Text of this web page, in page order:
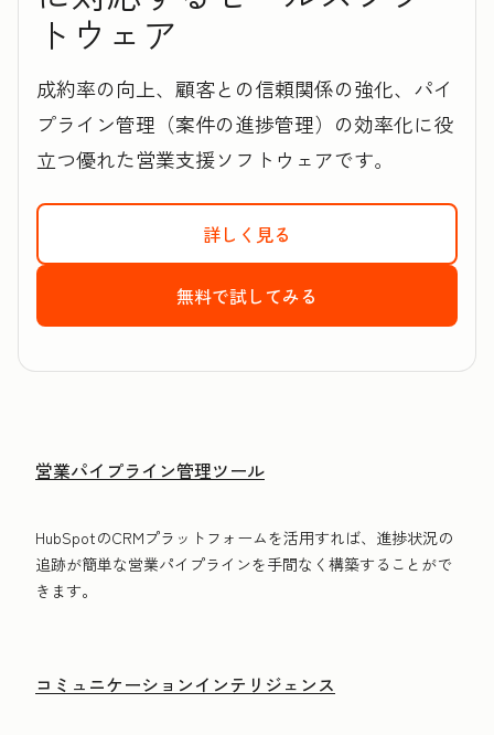
トウェア
成約率の向上、顧客との信頼関係の強化、パイ
プライン管理（案件の進捗管理）の効率化に役
立つ優れた営業支援ソフトウェアです。
詳しく見る
無料で試してみる
営業パイプライン管理ツール
HubSpotのCRMプラットフォームを活用すれば、進捗状況の
追跡が簡単な営業パイプラインを手間なく構築することがで
きます。
コミュニケーションインテリジェンス